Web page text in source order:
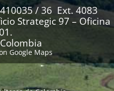
/ 36 Ext. 4083
Strategic 97 – Oficina
Google Maps